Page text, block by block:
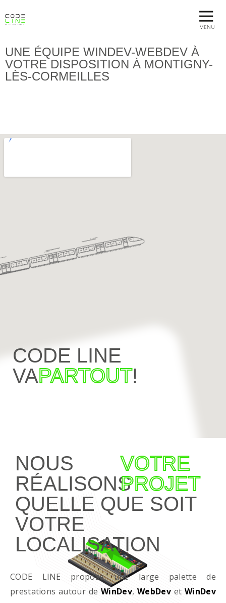
MENU
UNE ÉQUIPE WINDEV-WEBDEV À
VOTRE DISPOSITION À MONTIGNY-
LÈS-CORMEILLES
CODE LINE
VAPARTOUT!
NOUS
RÉALISONS
VOTRE
PROJET
QUELLE QUE SOIT
VOTRE
LOCALISATION
CODE LINE propose une large palette de
prestations autour deWinDev,WebDevet WinDev